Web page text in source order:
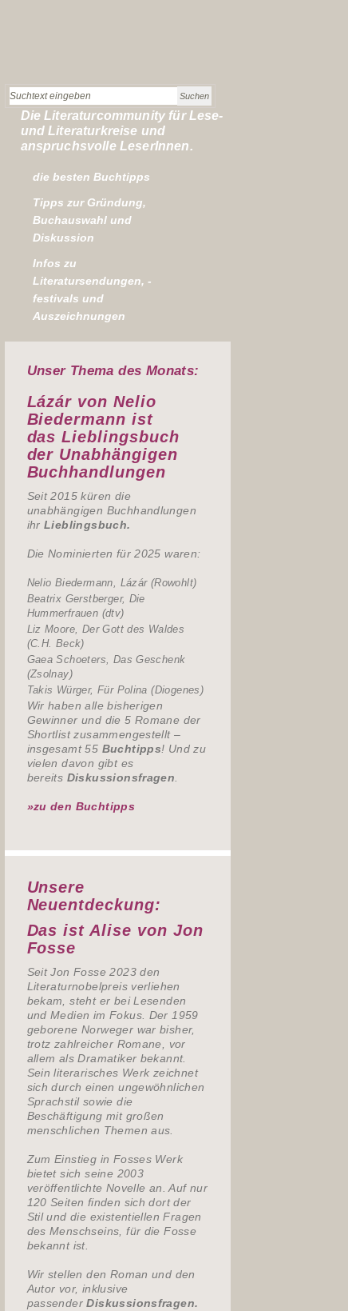
Die Literaturcommunity für Lese-
und Literaturkreise und
anspruchsvolle LeserInnen.
die besten Buchtipps
Tipps zur Gründung,
Buchauswahl und
Diskussion
Infos zu
Literatursendungen, -
festivals und
Auszeichnungen
Unser Thema des Monats:
Lázár von Nelio
Biedermann ist
dasLieblingsbuch
der Unabhängigen
Buchhandlungen
Seit 2015 küren die
unabhängigen Buchhandlungen
ihrLieblingsbuch.
Die Nominierten für 2025 waren:
Nelio Biedermann, Lázár (Rowohlt)
Beatrix Gerstberger, Die
Hummerfrauen (dtv)
Liz Moore, Der Gott des Waldes
(C.H. Beck)
Gaea Schoeters, Das Geschenk
(Zsolnay)
Takis Würger, Für Polina (Diogenes)
Wir haben alle bisherigen
Gewinner und die 5 Romane der
Shortlist zusammengestellt –
insgesamt 55 Buchtipps! Und zu
vielen davon gibt es
bereits Diskussionsfragen
»zu den Buchtipps
Unsere
Neuentdeckung:
Das ist Alise von Jon
Fosse
Seit Jon Fosse 2023 den
Literaturnobelpreis verliehen
bekam, steht er bei Lesenden
und Medien im Fokus. Der 1959
geborene Norweger war bisher,
trotz zahlreicher Romane, vor
allem als Dramatiker bekannt.
Sein literarisches Werk zeichnet
sich durch einen ungewöhnlichen
Sprachstil sowie die
Beschäftigung mit großen
menschlichen Themen aus.
Zum Einstieg in Fosses Werk
bietet sich seine 2003
veröffentlichte Novelle an. Auf nur
120 Seiten finden sich dort der
Stil und die existentiellen Fragen
des Menschseins, für die Fosse
bekannt ist.
Wir stellen den Roman und den
Autor vor, inklusive
passenderDiskussionsfragen.